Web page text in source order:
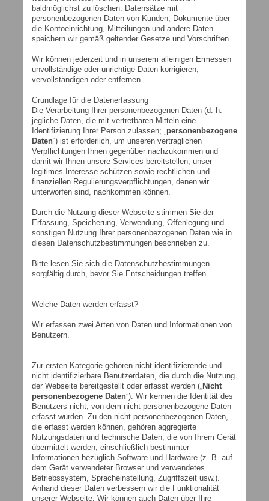
baldmöglichst zu löschen. Datensätze mit
personenbezogenen Daten von Kunden, Dokumente über
die Kontoeinrichtung, Mitteilungen und andere Daten
speichern wir gemäß geltender Gesetze und Vorschriften.
Wir können jederzeit und in unserem alleinigen Ermessen
unvollständige oder unrichtige Daten korrigieren,
vervollständigen oder entfernen.
Grundlage für die Datenerfassung
Die Verarbeitung Ihrer personenbezogenen Daten (d. h.
jegliche Daten, die mit vertretbaren Mitteln eine
Identifizierung Ihrer Person zulassen; „personenbezogene
Daten“) ist erforderlich, um unseren vertraglichen
Verpflichtungen Ihnen gegenüber nachzukommen und
damit wir Ihnen unsere Services bereitstellen, unser
legitimes Interesse schützen sowie rechtlichen und
finanziellen Regulierungsverpflichtungen, denen wir
unterworfen sind, nachkommen können.
Durch die Nutzung dieser Webseite stimmen Sie der
Erfassung, Speicherung, Verwendung, Offenlegung und
sonstigen Nutzung Ihrer personenbezogenen Daten wie in
diesen Datenschutzbestimmungen beschrieben zu.
Bitte lesen Sie sich die Datenschutzbestimmungen
sorgfältig durch, bevor Sie Entscheidungen treffen.
Welche Daten werden erfasst?
Wir erfassen zwei Arten von Daten und Informationen von
Benutzern.
Zur ersten Kategorie gehören nicht identifizierende und
nicht identifizierbare Benutzerdaten, die durch die Nutzung
der Webseite bereitgestellt oder erfasst werden („Nicht
personenbezogene Daten”). Wir kennen die Identität des
Benutzers nicht, von dem nicht personenbezogene Daten
erfasst wurden. Zu den nicht personenbezogenen Daten,
die erfasst werden können, gehören aggregierte
Nutzungsdaten und technische Daten, die von Ihrem Gerät
übermittelt werden, einschließlich bestimmter
Informationen bezüglich Software und Hardware (z. B. auf
dem Gerät verwendeter Browser und verwendetes
Betriebssystem, Spracheinstellung, Zugriffszeit usw.).
Anhand dieser Daten verbessern wir die Funktionalität
unserer Webseite. Wir können auch Daten über Ihre